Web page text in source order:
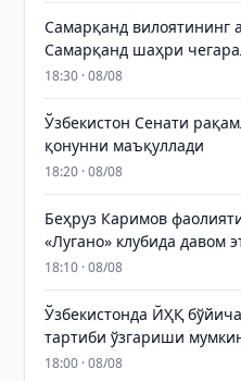
Самарқанд вилоятининг
Самарқанд шаҳри
18:30 · 08/08
Ўзбекистон Сенати
қонунни маъқуллади
18:20 · 08/08
Беҳруз Каримов
«Лугано» клубида давом
18:10 · 08/08
Ўзбекистонда ЙҲҚ
тартиби ўзгариши
18:00 · 08/08